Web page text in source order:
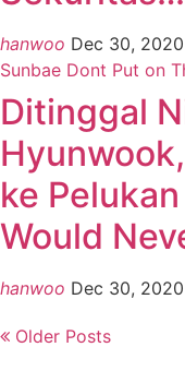
hanwoo Dec 30, 2020
Sunbae Dont Put on
Ditinggal
ke
Would
hanwoo Dec 30, 2020
Older Posts